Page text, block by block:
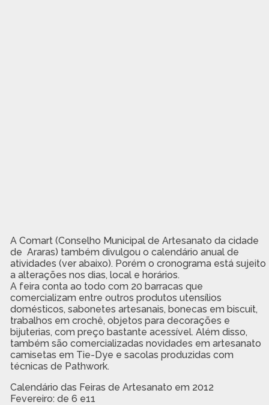
A Comart (Conselho Municipal de Artesanato da cidade
de Araras) também divulgou o calendário anual de
atividades (ver abaixo). Porém o cronograma está sujeito
a alterações nos dias, local e horários.
A feira conta ao todo com 20 barracas que
comercializam entre outros produtos utensílios
domésticos, sabonetes artesanais, bonecas em biscuit,
trabalhos em crochê, objetos para decorações e
bijuterias, com preço bastante acessível. Além disso,
também são comercializadas novidades em artesanato
camisetas em Tie-Dye e sacolas produzidas com
técnicas de Pathwork.
Calendário das Feiras de Artesanato em 2012
Fevereiro: de 6 e11